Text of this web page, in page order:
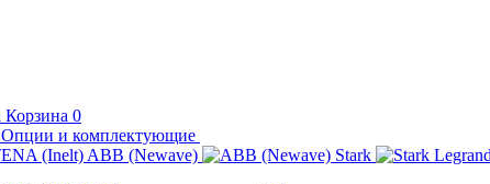
Корзина 0
Опции и комплектующие
ABB (Newave) Stark Legrand